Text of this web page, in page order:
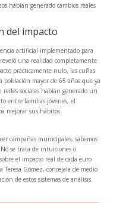
habían generado cambios reales
del impacto
artificial implementado para
una realidad completamente
prácticamente nulo, las cuñas
mayor de 65 años que ya
redes sociales habían generado un
entre familias jóvenes, el
mejorar sus hábitos.
campañas municipales, sabemos
se trata de intuiciones o
el impacto real de cada euro
Gómez, concejala de medio
de estos sistemas de análisis.